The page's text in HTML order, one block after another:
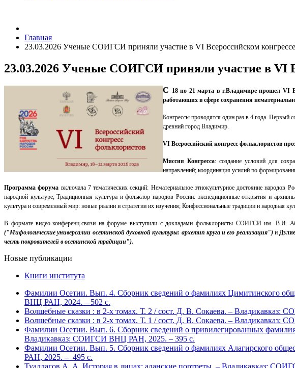
Главная
23.03.2026 Ученые СОИГСИ приняли участие в VI Всероссийском
23.03.2026 Ученые СОИГСИ приняли участие в VI
C 18 по 21 марта в г.Владимире прошел VI
работающих в сфере сохранения
Конгрессы проводятся один раз в 4 года. Первый
древний город Владимир.
VI Всероссийский конгресс фольклористов
Миссия Конгресса:создание условий для
направлений; координация усилий по
Программа форума включала 7 тематических секций: Нематериальное этнокультурное достояние народов
народной культуре;Традиционная культура и фольклор народов России: экспедиционные открытия и
культура и современный мир: новые реалии и стратегии их изучения; Конфессиональные традиции и народная
В формате видео-конференц-связи на форуме выступили с докладами фольклористы СОИГСИ им. В.И.
("Мифологические универсалии осетинской духовной культуры: архетип круга и его реализация") и
честь покровителей в осетинской традиции").
Новые публикации
Книги института
Фамилии Осетии. Вып. 4. Сборник сведений о фамилиях Цимитинского
ВНЦ РАН, 2024. – 502 с.
Волшебные сказки : в 2-х томах. Т. 2 / сост. Д. В. Сокаева. –
Волшебные сказки : в 2-х томах. Т. 1 / сост. Д. В. Сокаева. –
Фамилии Осетии. Вып. 6. Сборник сведений о привилегированных
Владикавказ: СОИГСИ ВНЦ РАН, 2025. – 395 с.
Фамилии Осетии. Вып. 5. Сборник сведений о фамилиях Алагирского
РАН, 2025. – 495 с.
Туаллагов А. А. История в лицах: аланские портреты. – Владикавказ: